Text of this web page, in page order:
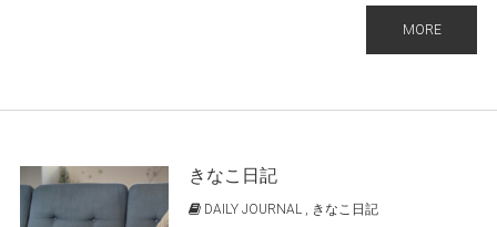
MORE
きなこ日記
DAILY JOURNAL , きなこ日記